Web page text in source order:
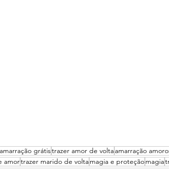
amarração grátistrazer amor de voltaamarração
amortrazer marido de voltamagia e proteçãomagia